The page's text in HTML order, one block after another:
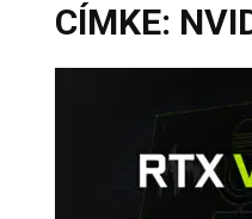
CÍMKE: